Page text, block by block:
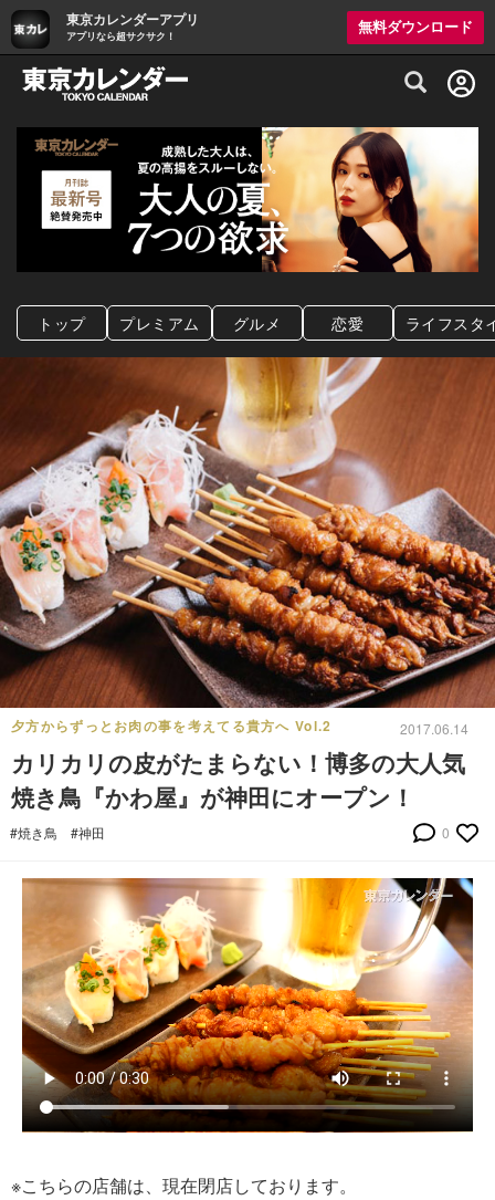
東京カレンダーアプリ
アプリなら超サクサク！
無料ダウンロード
グルメ情報・プレミアムレストラン予約
トップ プレミアム グルメ 恋愛 ライフスタ
夕方からずっとお肉の事を考えてる貴方へ Vol.2 2017.06.14
カリカリの皮がたまらない！博多の大人気
焼き鳥『かわ屋』が神田にオープン！
#焼き鳥 #神田 0
※こちらの店舗は、現在閉店しております。